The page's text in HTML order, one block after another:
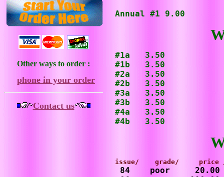
Other ways to order :
phone in your order
Contact us
Annual #1 9.00
#1a   3.50
#1b   3.50
#2a   3.50
#2b   3.50
#3a   3.50
#3b   3.50
#4a   3.50
#4b   3.50
84    poor     20.00